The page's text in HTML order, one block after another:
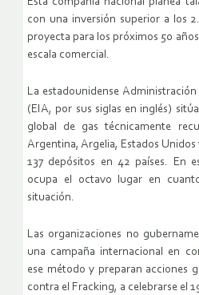
con una inversión superior a los
proyecta para los próximos 50
escala comercial.
La estadounidense
(EIA, por sus siglas en inglés)
global de gas técnicamente
Argentina, Argelia, Estados Unidos
137 depósitos en 42 países. En
ocupa el octavo lugar en
situación.
Las organizaciones no
una campaña internacional en
ese método y preparan acciones
contra el Fracking, a celebrarse el